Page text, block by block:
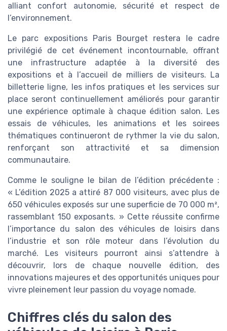
alliant confort autonomie, sécurité et respect de
l’environnement.
Le parc expositions Paris Bourget restera le cadre
privilégié de cet événement incontournable, offrant
une infrastructure adaptée à la diversité des
expositions et à l’accueil de milliers de visiteurs. La
billetterie ligne, les infos pratiques et les services sur
place seront continuellement améliorés pour garantir
une expérience optimale à chaque édition salon. Les
essais de véhicules, les animations et les soirees
thématiques continueront de rythmer la vie du salon,
renforçant son attractivité et sa dimension
communautaire.
Comme le souligne le bilan de l’édition précédente :
« L’édition 2025 a attiré 87 000 visiteurs, avec plus de
650 véhicules exposés sur une superficie de 70 000 m²,
rassemblant 150 exposants. » Cette réussite confirme
l’importance du salon des véhicules de loisirs dans
l’industrie et son rôle moteur dans l’évolution du
marché. Les visiteurs pourront ainsi s’attendre à
découvrir, lors de chaque nouvelle édition, des
innovations majeures et des opportunités uniques pour
vivre pleinement leur passion du voyage nomade.
Chiffres clés du salon des